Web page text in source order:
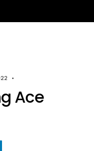
•
Ace